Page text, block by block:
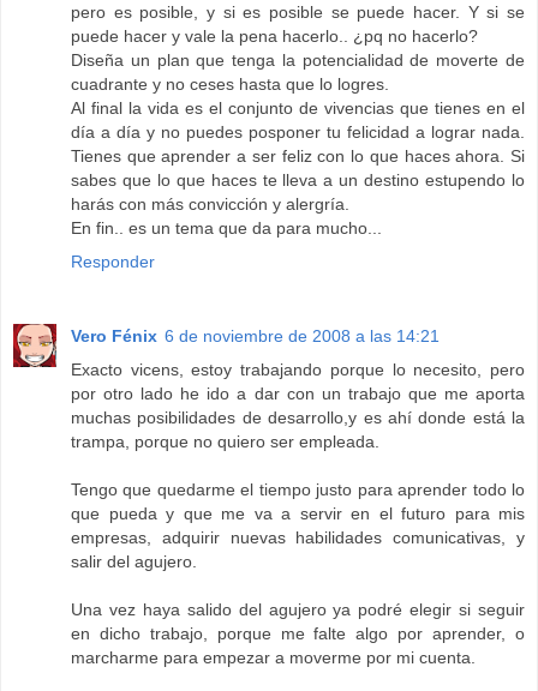
pero es posible, y si es posible se puede hacer. Y si se
puede hacer y vale la pena hacerlo.. ¿pq no hacerlo?
Diseña un plan que tenga la potencialidad de moverte de
cuadrante y no ceses hasta que lo logres.
Al final la vida es el conjunto de vivencias que tienes en el
día a día y no puedes posponer tu felicidad a lograr nada.
Tienes que aprender a ser feliz con lo que haces ahora. Si
sabes que lo que haces te lleva a un destino estupendo lo
harás con más convicción y alergría.
En fin.. es un tema que da para mucho...
Responder
Vero Fénix 6 de noviembre de 2008 a las 14:21
Exacto vicens, estoy trabajando porque lo necesito, pero
por otro lado he ido a dar con un trabajo que me aporta
muchas posibilidades de desarrollo,y es ahí donde está la
trampa, porque no quiero ser empleada.
Tengo que quedarme el tiempo justo para aprender todo lo
que pueda y que me va a servir en el futuro para mis
empresas, adquirir nuevas habilidades comunicativas, y
salir del agujero.
Una vez haya salido del agujero ya podré elegir si seguir
en dicho trabajo, porque me falte algo por aprender, o
marcharme para empezar a moverme por mi cuenta.